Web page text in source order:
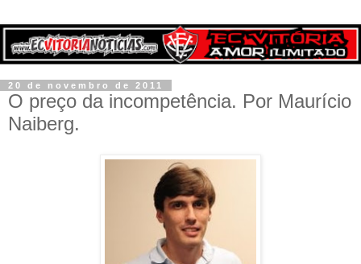
20 de novembro de 2011
O preço da incompetência. Por Maurício
Naiberg.